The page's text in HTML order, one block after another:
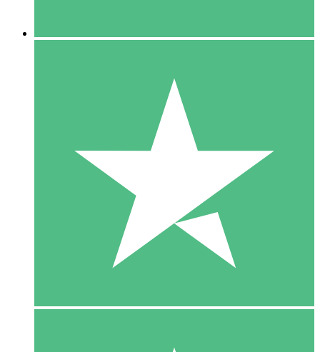
10 Downloads
20 00